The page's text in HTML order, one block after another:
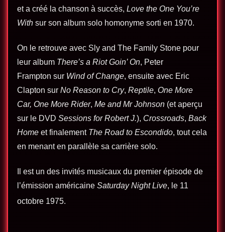
et a créé la chanson à succès, Love the One You’re
With sur son album solo homonyme sorti en 1970.
On le retrouve avec Sly and The Family Stone pour
leur album There’s a Riot Goin’ On, Peter
Frampton sur Wind of Change, ensuite avec Eric
Clapton sur No Reason to Cry, Reptile, One More
Car, One More Rider, Me and Mr Johnson (et aperçu
sur le DVD Sessions for Robert J.), Crossroads, Back
Home et finalement The Road to Escondido, tout cela
en menant en parallèle sa carrière solo.
Il est un des invités musicaux du premier épisode de
l’émission américaine Saturday Night Live, le 11
octobre 1975.